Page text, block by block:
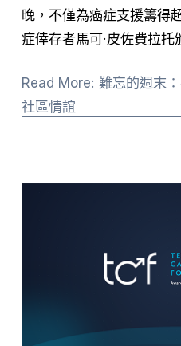
晚，不僅為癌症支援籌得
症倖存者馬可·皮佐費拉托
Read More: 難忘的週末
社區情誼